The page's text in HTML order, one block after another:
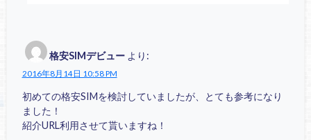
格安SIMデビュー より:
2016年8月14日 10:58 PM
初めての格安SIMを検討していましたが、とても参考になり
ました！
紹介URL利用させて貰いますね！